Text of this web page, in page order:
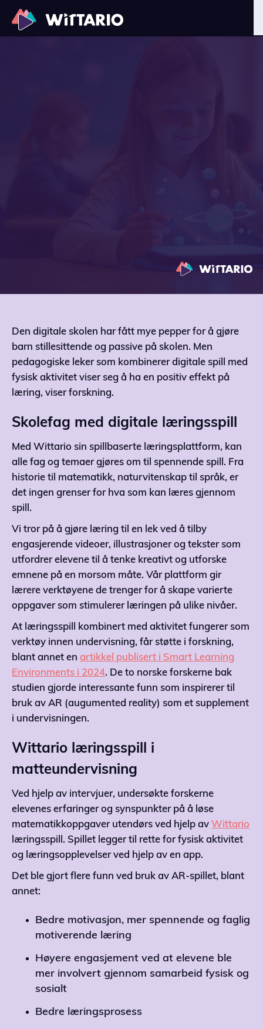
Den digitale skolen har fått mye pepper for å gjøre
barn stillesittende og passive på skolen. Men
pedagogiske leker som kombinerer digitale spill med
fysisk aktivitet viser seg å ha en positiv effekt på
læring, viser forskning.
Skolefag med digitale læringsspill
Med Wittario sin spillbaserte læringsplattform, kan
alle fag og temaer gjøres om til spennende spill. Fra
historie til matematikk, naturvitenskap til språk, er
det ingen grenser for hva som kan læres gjennom
spill.
Vi tror på å gjøre læring til en lek ved å tilby
engasjerende videoer, illustrasjoner og tekster som
utfordrer elevene til å tenke kreativt og utforske
emnene på en morsom måte. Vår plattform gir
lærere verktøyene de trenger for å skape varierte
oppgaver som stimulerer læringen på ulike nivåer.
At læringsspill kombinert med aktivitet fungerer som
verktøy innen undervisning, får støtte i forskning,
blant annet en artikkel publisert i Smart Learning
Environments i 2024. De to norske forskerne bak
studien gjorde interessante funn som inspirerer til
bruk av AR (augumented reality) som et supplement
i undervisningen.
Wittario læringsspill i
matteundervisning
Ved hjelp av intervjuer, undersøkte forskerne
elevenes erfaringer og synspunkter på å løse
matematikkoppgaver utendørs ved hjelp av Wittario
læringsspill. Spillet legger til rette for fysisk aktivitet
og læringsopplevelser ved hjelp av en app.
Det ble gjort flere funn ved bruk av AR-spillet, blant
annet:
Bedre motivasjon, mer spennende og faglig
motiverende læring
Høyere engasjement ved at elevene ble
mer involvert gjennom samarbeid fysisk og
sosialt
Bedre læringsprosess